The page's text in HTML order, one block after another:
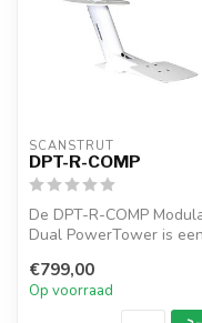
SCANSTRUT
DPT-R-COMP
De DPT-R-COMP
Dual PowerTower is een
je radar m...
€799,00
Op voorraad